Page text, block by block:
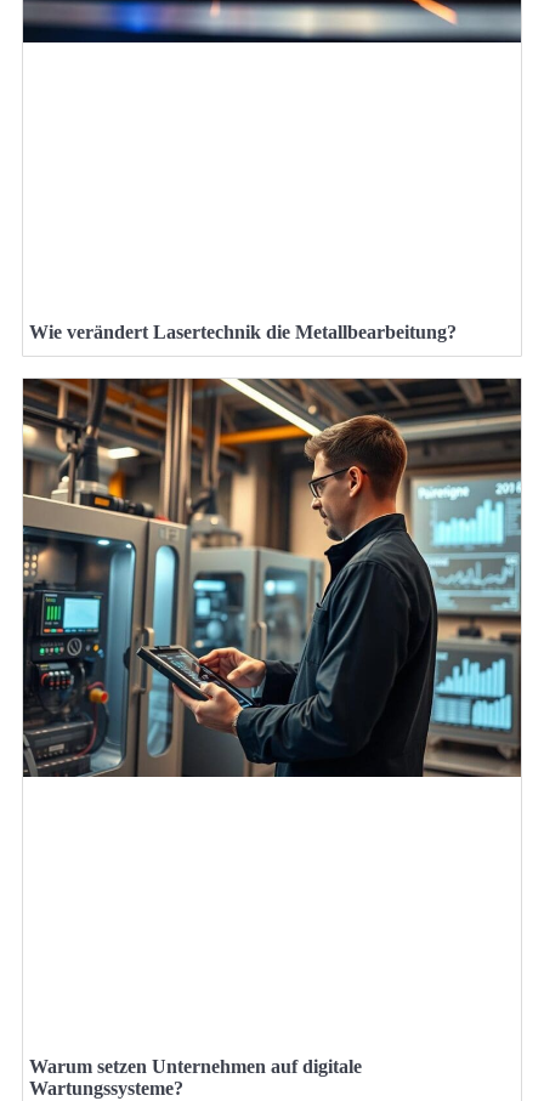
Wie verändert Lasertechnik die Metallbearbeitung?
Warum setzen Unternehmen auf digitale
Wartungssysteme?